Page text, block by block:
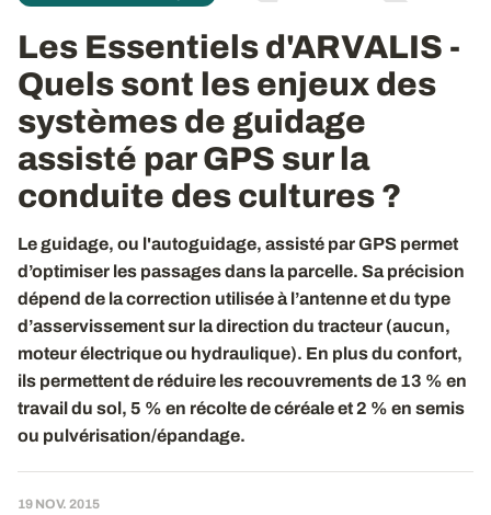
Les Essentiels d'ARVALIS -
Quels sont les enjeux des
systèmes de guidage
assisté par GPS sur la
conduite des cultures ?
Le guidage, ou l'autoguidage, assisté par GPS permet
d’optimiser les passages dans la parcelle. Sa précision
dépend de la correction utilisée à l’antenne et du type
d’asservissement sur la direction du tracteur (aucun,
moteur électrique ou hydraulique). En plus du confort,
ils permettent de réduire les recouvrements de 13 % en
travail du sol, 5 % en récolte de céréale et 2 % en semis
ou pulvérisation/épandage.
19 NOV. 2015